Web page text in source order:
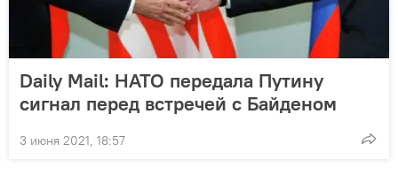
Daily Mail: НАТО передала Путину
сигнал перед встречей с Байденом
3 июня 2021, 18:57